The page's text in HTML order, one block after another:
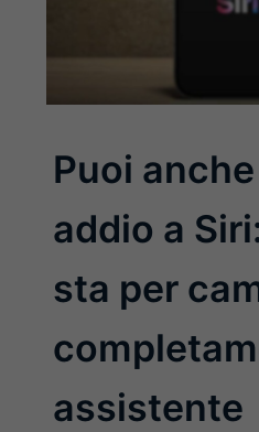
Puoi
addio a
sta per
assistente